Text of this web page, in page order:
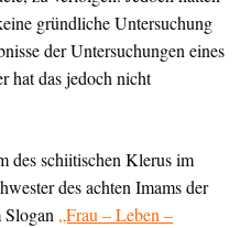
gründliche Untersuchung
der Untersuchungen eines
hat das jedoch nicht
des schiitischen Klerus im
des achten Imams der
„Frau – Leben –